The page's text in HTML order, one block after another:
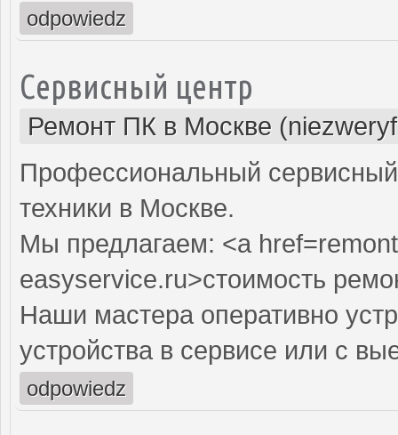
odpowiedz
Сервисный центр
Ремонт ПК в Москве
Профессиональный
техники в Москве.
Мы предлагаем: <a
easyservice.ru>стоимость
Наши мастера оперативно
устройства в сервисе или с
odpowiedz